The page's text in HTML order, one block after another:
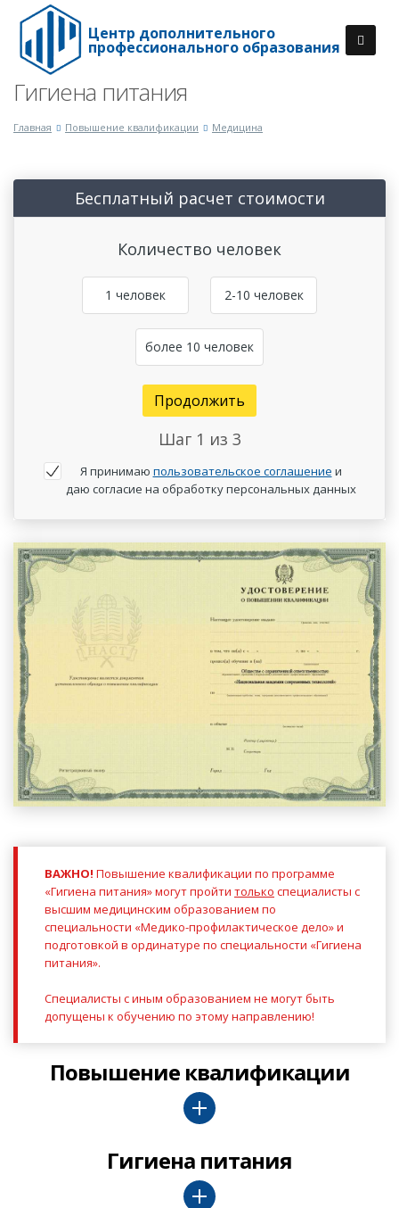
Центр дополнительного
профессионального образования
Гигиена питания
Главная Повышение квалификации Медицина
Бесплатный расчет стоимости
Количество человек
1 человек 2-10 человек
более 10 человек
Продолжить
Шаг 1 из 3
Я принимаю пользовательское соглашение и
даю согласие на обработку персональных данных
ВАЖНО! Повышение квалификации по программе
«Гигиена питания» могут пройти только специалисты с
высшим медицинским образованием по
специальности «Медико-профилактическое дело»и
подготовкой в ординатуре по специальности «Гигиена
питания».
Специалисты с иным образованием не могут быть
допущены к обучению по этому направлению!
Повышение квалификации
Гигиена питания